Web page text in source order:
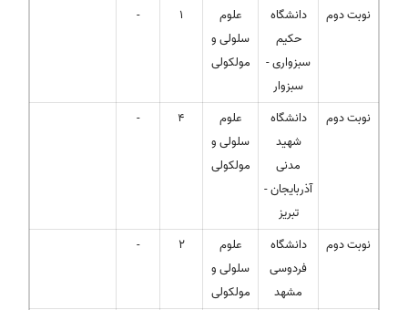
نوبت دوم
دانشگاه
حکیم
سبزواری -
سبزوار
علوم
سلولی و
مولکولی
1
-
نوبت دوم
دانشگاه
شهید
مدنی
آذربایجان -
تبریز
علوم
سلولی و
مولکولی
4
-
نوبت دوم
دانشگاه
فردوسی
مشهد
علوم
سلولی و
مولکولی
2
-